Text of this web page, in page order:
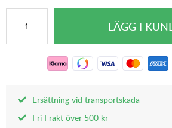
Ersättning vid transportskada
Fri Frakt över 500 kr